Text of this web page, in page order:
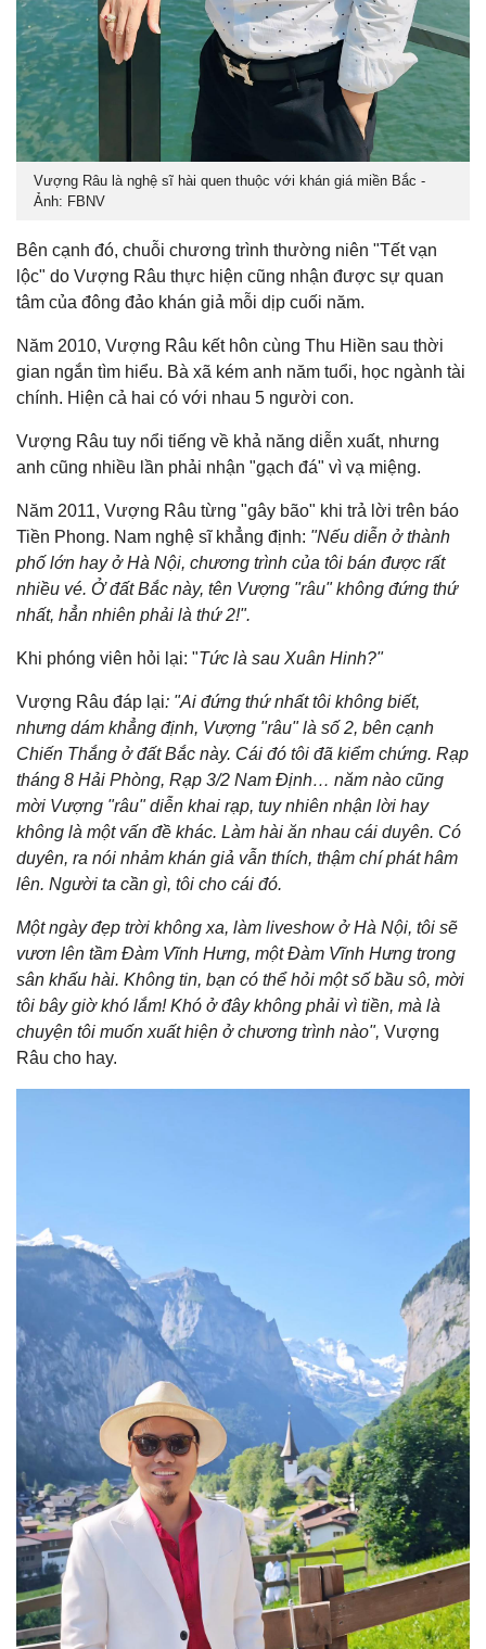
Vượng Râu là nghệ sĩ hài quen thuộc với khán giá miền Bắc -
Ảnh: FBNV
Bên cạnh đó, chuỗi chương trình thường niên "Tết vạn
lộc" do Vượng Râu thực hiện cũng nhận được sự quan
tâm của đông đảo khán giả mỗi dịp cuối năm.
Năm 2010, Vượng Râu kết hôn cùng Thu Hiền sau thời
gian ngắn tìm hiểu. Bà xã kém anh năm tuổi, học ngành tài
chính. Hiện cả hai có với nhau 5 người con.
Vượng Râu tuy nổi tiếng về khả năng diễn xuất, nhưng
anh cũng nhiều lần phải nhận "gạch đá" vì vạ miệng.
Năm 2011, Vượng Râu từng "gây bão" khi trả lời trên báo
Tiền Phong. Nam nghệ sĩ khẳng định: "Nếu diễn ở thành
phố lớn hay ở Hà Nội, chương trình của tôi bán được rất
nhiều vé. Ở đất Bắc này, tên Vượng "râu" không đứng thứ
nhất, hẳn nhiên phải là thứ 2!".
Khi phóng viên hỏi lại: "Tức là sau Xuân Hinh?"
Vượng Râu đáp lại: "Ai đứng thứ nhất tôi không biết,
nhưng dám khẳng định, Vượng "râu" là số 2, bên cạnh
Chiến Thắng ở đất Bắc này. Cái đó tôi đã kiểm chứng. Rạp
tháng 8 Hải Phòng, Rạp 3/2 Nam Định… năm nào cũng
mời Vượng "râu" diễn khai rạp, tuy nhiên nhận lời hay
không là một vấn đề khác. Làm hài ăn nhau cái duyên. Có
duyên, ra nói nhảm khán giả vẫn thích, thậm chí phát hâm
lên. Người ta cần gì, tôi cho cái đó.
Một ngày đẹp trời không xa, làm liveshow ở Hà Nội, tôi sẽ
vươn lên tầm Đàm Vĩnh Hưng, một Đàm Vĩnh Hưng trong
sân khấu hài. Không tin, bạn có thể hỏi một số bầu sô, mời
tôi bây giờ khó lắm! Khó ở đây không phải vì tiền, mà là
chuyện tôi muốn xuất hiện ở chương trình nào", Vượng
Râu cho hay.